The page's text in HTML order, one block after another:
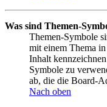
Was sind Themen-
Themen-Symbole
mit einem Thema
Inhalt
Symbole zu
ab, die die Board-
Nach oben